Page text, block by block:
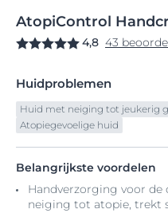
AtopiControl
4,8 43
Huidproblemen
Huid met neiging tot jeukerig
Atopiegevoelige huid
Belangrijkste voordelen
Handverzorging voor
neiging tot atopie, trekt